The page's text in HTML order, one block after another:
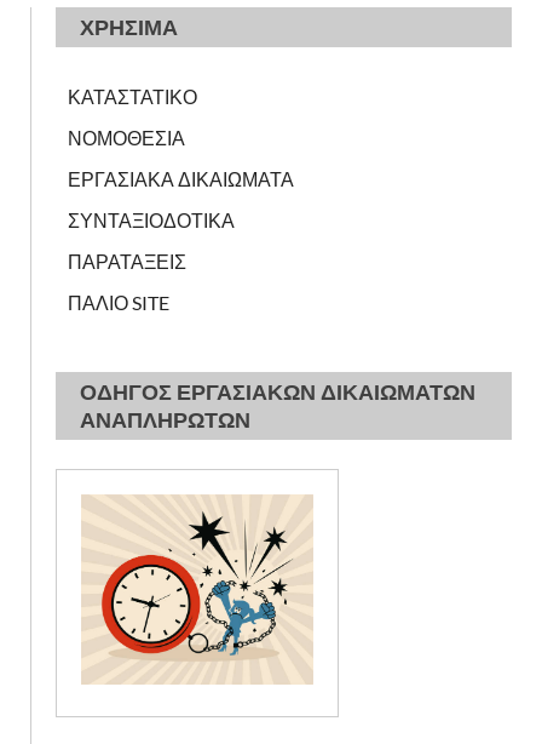
ΧΡΗΣΙΜΑ
ΚΑΤΑΣΤΑΤΙΚΟ
ΝΟΜΟΘΕΣΙΑ
ΕΡΓΑΣΙΑΚΑ ΔΙΚΑΙΩΜΑΤΑ
ΣΥΝΤΑΞΙΟΔΟΤΙΚΑ
ΠΑΡΑΤΑΞΕΙΣ
ΠΑΛΙΟ SITE
ΟΔΗΓΟΣ ΕΡΓΑΣΙΑΚΩΝ ΔΙΚΑΙΩΜΑΤΩΝ
ΑΝΑΠΛΗΡΩΤΩΝ